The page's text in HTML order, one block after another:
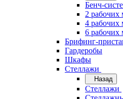
Бенч-
2 рабочих
4 рабочих
6 рабочих
Брифинг-
Гардеробы
Шкафы
Стеллажи
Назад
Стеллажи